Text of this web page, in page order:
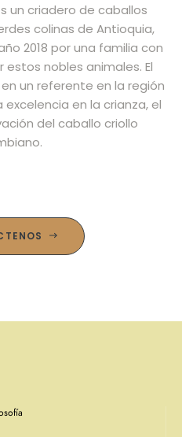
un criadero de caballos
colinas de Antioquia,
2018 por una familia con
nobles animales. El
un referente en la región
en la crianza, el
del caballo criollo